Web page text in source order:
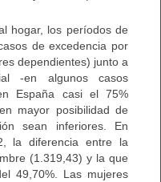
hogar, los períodos de
de excedencia por
dependientes) junto a
-en algunos casos
España casi el 75%
mayor posibilidad de
sean inferiores. En
la diferencia entre la
(1.319,43) y la que
49,70%. Las mujeres